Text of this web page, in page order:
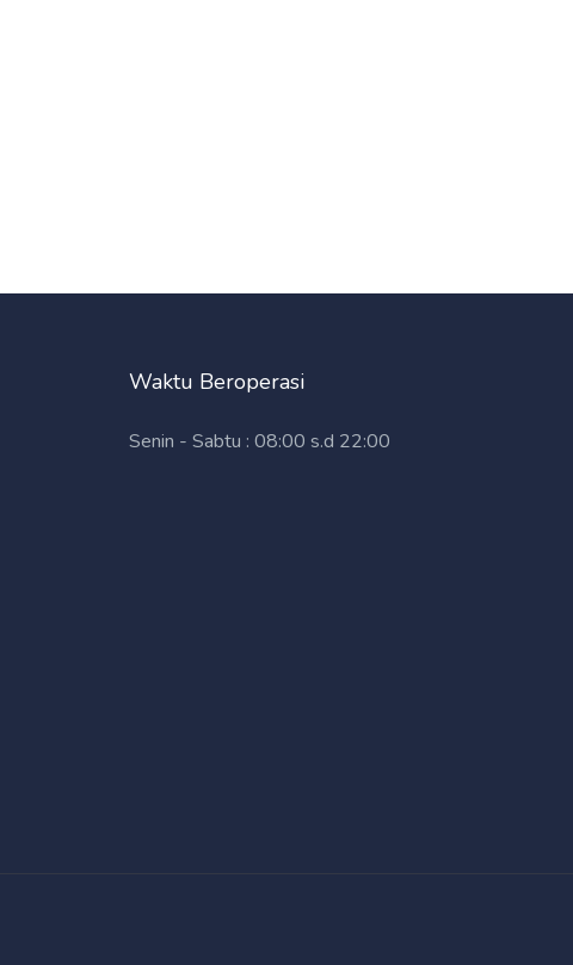
Waktu Beroperasi
Senin - Sabtu : 08:00 s.d 22:00